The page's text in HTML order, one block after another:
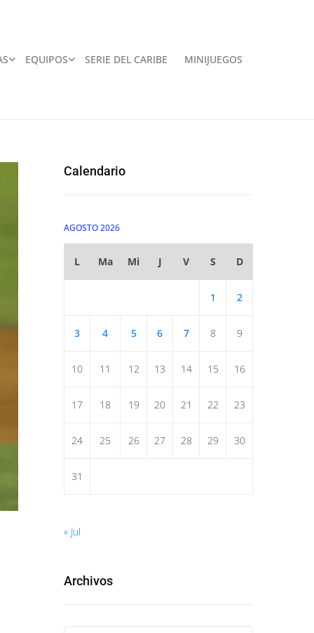
EQUIPOS SERIE DEL CARIBE MINIJUEGOS
Calendario
AGOSTO 2026
L Ma Mi J V S D
1 2
3 4 5 6 7 8 9
10 11 12 13 14 15 16
17 18 19 20 21 22 23
24 25 26 27 28 29 30
31
« Jul
Archivos